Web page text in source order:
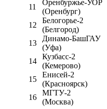
11
Оренбуржье-УОР
(Оренбург)
12
Белогорье-2
(Белгород)
13
Динамо-БашГАУ
(Уфа)
14
Кузбасс-2
(Кемерово)
15
Енисей-2
(Красноярск)
16
МГТУ-2
(Москва)